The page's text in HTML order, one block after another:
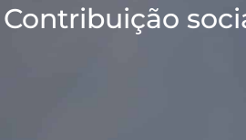
Contribuição